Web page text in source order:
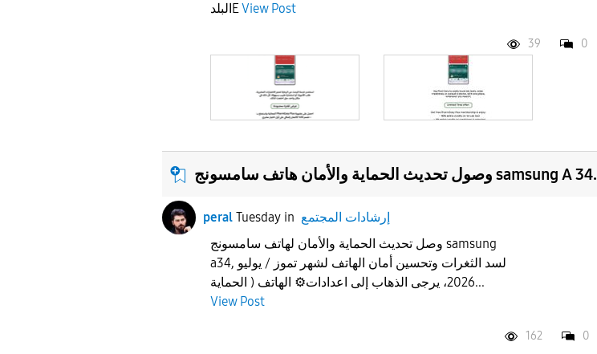
البلدEView Post
39 0
وصول تحديث الحماية والأمان هاتف سامسونج samsung A 34.
peral Tuesday in إرشادات المجتمع
وصل تحديث الحماية والأمان لهاتف سامسونج samsung
a34, لسد الثغرات وتحسين أمان الهاتف لشهر تموز / يوليو
2026، يرجى الذهاب إلى اعدادات⚙️ الهاتف ( الحماية...
View Post
162 0